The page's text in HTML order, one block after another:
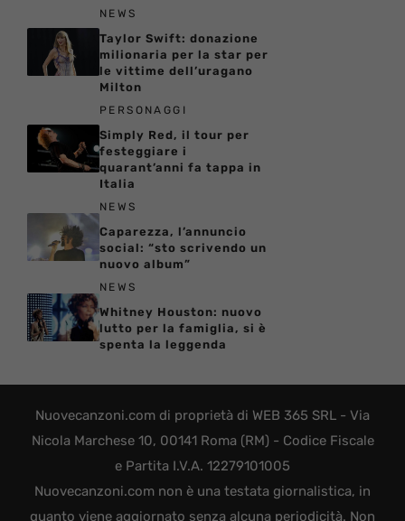
NEWS
Taylor Swift: donazione
milionaria per la star per
le vittime dell’uragano
Milton
PERSONAGGI
Simply Red, il tour per
festeggiare i
quarant’anni fa tappa in
Italia
NEWS
Caparezza, l’annuncio
social: “sto scrivendo un
nuovo album”
NEWS
Whitney Houston: nuovo
lutto per la famiglia, si è
spenta la leggenda
Nuovecanzoni.com di proprietà di WEB 365 SRL - Via
Nicola Marchese 10, 00141 Roma (RM) - Codice Fiscale
e Partita I.V.A. 12279101005
Nuovecanzoni.com non è una testata giornalistica, in
quanto viene aggiornato senza alcuna periodicità. Non